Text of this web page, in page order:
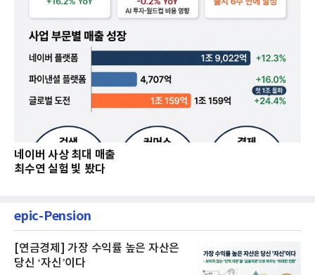
네이버 사상 최대 매출
최수연 실험 빛 봤다
epic-Pension
[연금경제] 가장 수익률 높은 자산은
당신 ‘자신’이다